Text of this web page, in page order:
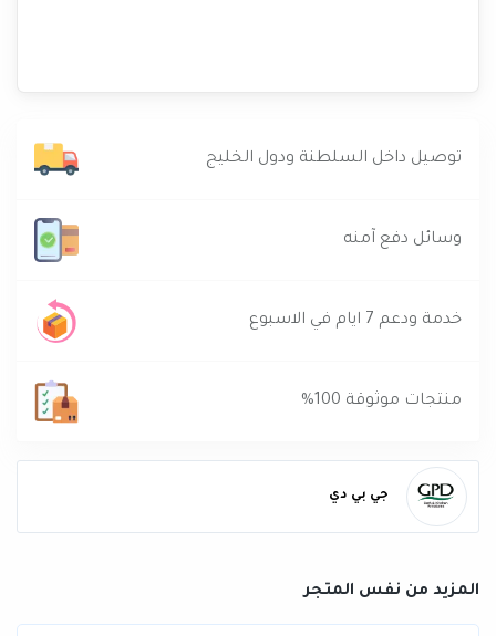
توصيل داخل السلطنة ودول الخليج
وسائل دفع آمنه
خدمة ودعم 7 ايام في الاسبوع
منتجات موثوقة 100%
جي بي دي
المزيد من نفس المتجر